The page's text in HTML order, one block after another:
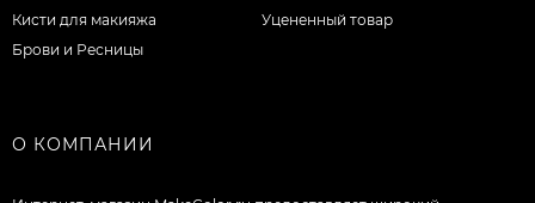
Кисти для макияжа
Брови и Ресницы
Уцененный товар
О КОМПАНИИ